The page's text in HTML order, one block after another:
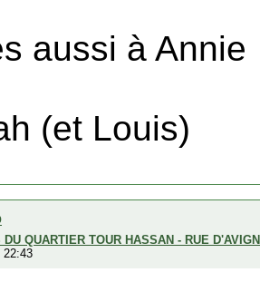
aussi à Annie
(et Louis)
QUARTIER TOUR HASSAN - RUE
22:43